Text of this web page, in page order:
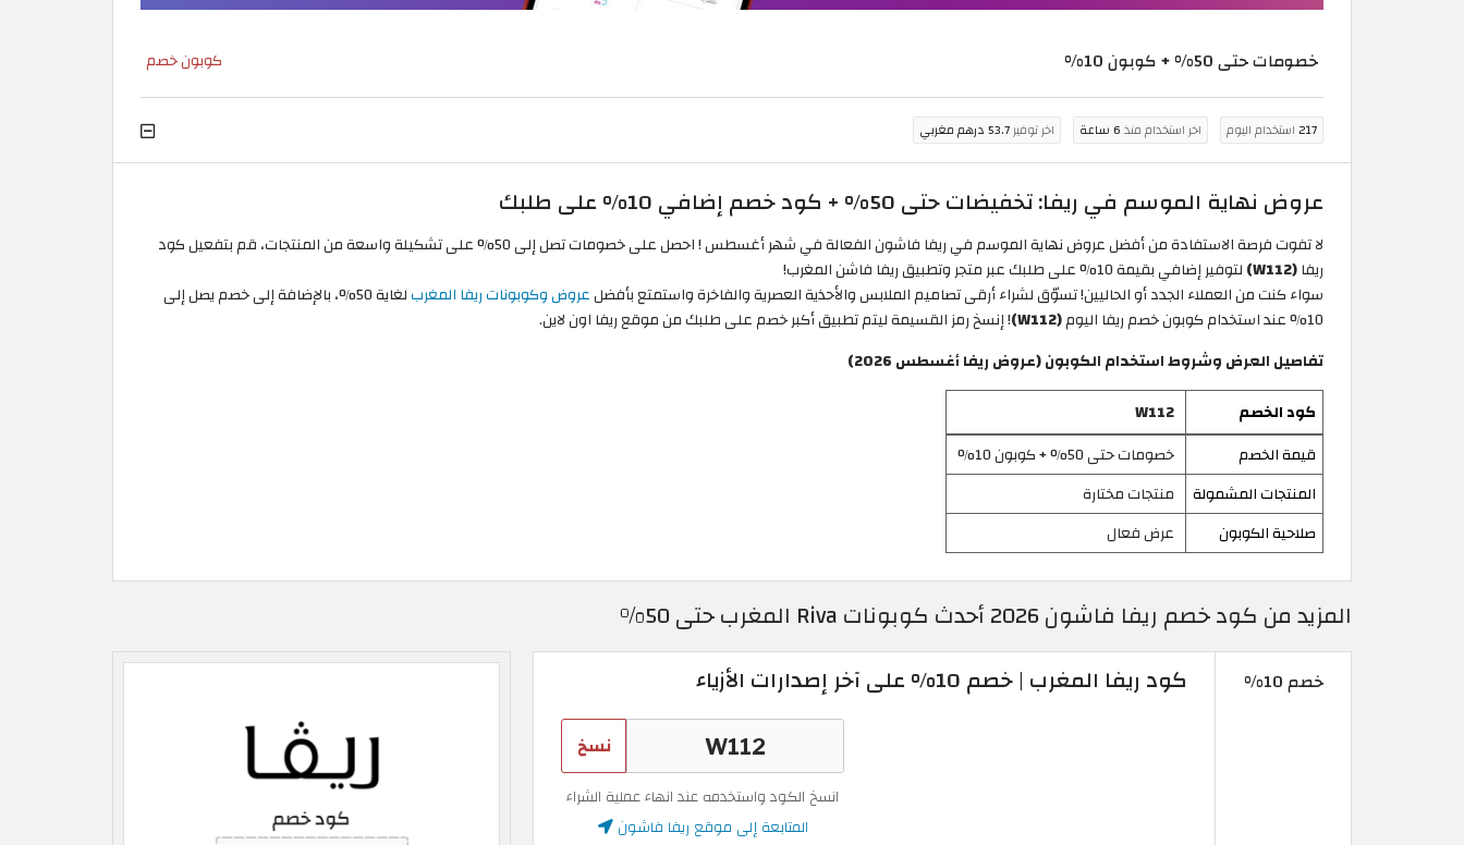
خصومات حتى 50% + كوبون 10% كوبون خصم
217استخدام اليوم اخر استخدام منذ6 ساعة اخر توفير53.7 درهم مغربي
عروض نهاية الموسم في ريفا: تخفيضات حتى 50% + كود خصم إضافي 10% على طلبك
لا تفوت فرصة الاستفادة من أفضل عروض نهاية الموسم في ريفا فاشون الفعالة في شهر أغسطس ! احصل على خصومات تصل إلى 50% على تشكيلة واسعة من المنتجات، قم بتفعيل كود
ريفا(W112)
لتوفير إضافي بقيمة 10% على طلبك عبر متجر وتطبيق ريفا فاشن المغرب!
سواء كنت من العملاء الجدد أو الحاليين! تسوّق لشراء أرقى تصاميم الملابس والأحذية العصرية والفاخرة واستمتع بأفضلعروض وكوبونات ريفا المغرب
لغاية 50%، بالإضافة إلى خصم يصل إلى
10% عند استخدام كوبون خصم ريفا اليوم
(W112)
! إنسخ رمز القسيمة ليتم تطبيق أكبر خصم على طلبك من موقع ريفا اون لاين.
تفاصيل العرض وشروط استخدام الكوبون (عروض ريفا أغسطس 2026)
كود الخصم
W112
قيمة الخصم
خصومات حتى 50% + كوبون 10%
المنتجات المشمولة
منتجات مختارة
صلاحية الكوبون
عرض فعال
المزيد من كود خصم ريفا فاشون 2026 أحدث كوبونات Riva المغرب حتى 50%
خصم 10% كود ريفا المغرب | خصم 10% على آخر إصدارات الأزياء
نسخ
انسخ الكود واستخدمه عند انهاء عملية الشراء
المتابعة إلى موقع ريفا فاشون